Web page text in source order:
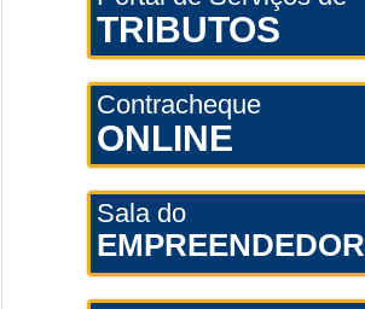
TRIBUTOS
Contracheque
ONLINE
Sala do
EMPREENDEDOR